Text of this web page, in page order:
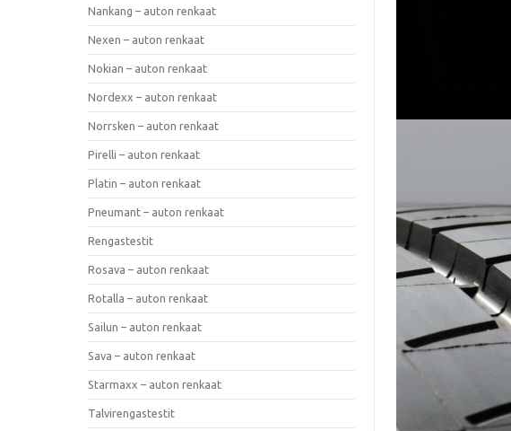
Nankang – auton renkaat
Nexen – auton renkaat
Nokian – auton renkaat
Nordexx – auton renkaat
Norrsken – auton renkaat
Pirelli – auton renkaat
Platin – auton renkaat
Pneumant – auton renkaat
Rengastestit
Rosava – auton renkaat
Rotalla – auton renkaat
Sailun – auton renkaat
Sava – auton renkaat
Starmaxx – auton renkaat
Talvirengastestit